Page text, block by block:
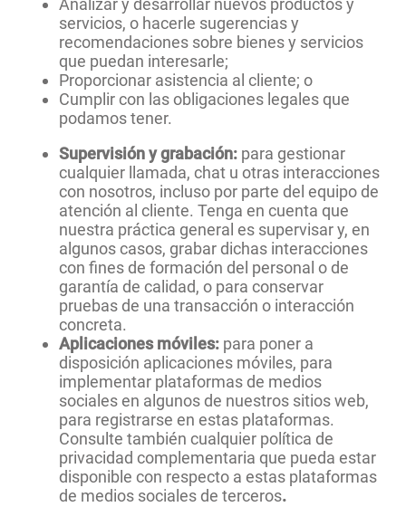
Analizar y desarrollar nuevos productos y
servicios, o hacerle sugerencias y
recomendaciones sobre bienes y servicios
que puedan interesarle;
Proporcionar asistencia al cliente; o
Cumplir con las obligaciones legales que
podamos tener.
Supervisión y grabación: para gestionar
cualquier llamada, chat u otras interacciones
con nosotros, incluso por parte del equipo de
atención al cliente. Tenga en cuenta que
nuestra práctica general es supervisar y, en
algunos casos, grabar dichas interacciones
con fines de formación del personal o de
garantía de calidad, o para conservar
pruebas de una transacción o interacción
concreta.
Aplicaciones móviles: para poner a
disposición aplicaciones móviles, para
implementar plataformas de medios
sociales en algunos de nuestros sitios web,
para registrarse en estas plataformas.
Consulte también cualquier política de
privacidad complementaria que pueda estar
disponible con respecto a estas plataformas
de medios sociales de terceros.